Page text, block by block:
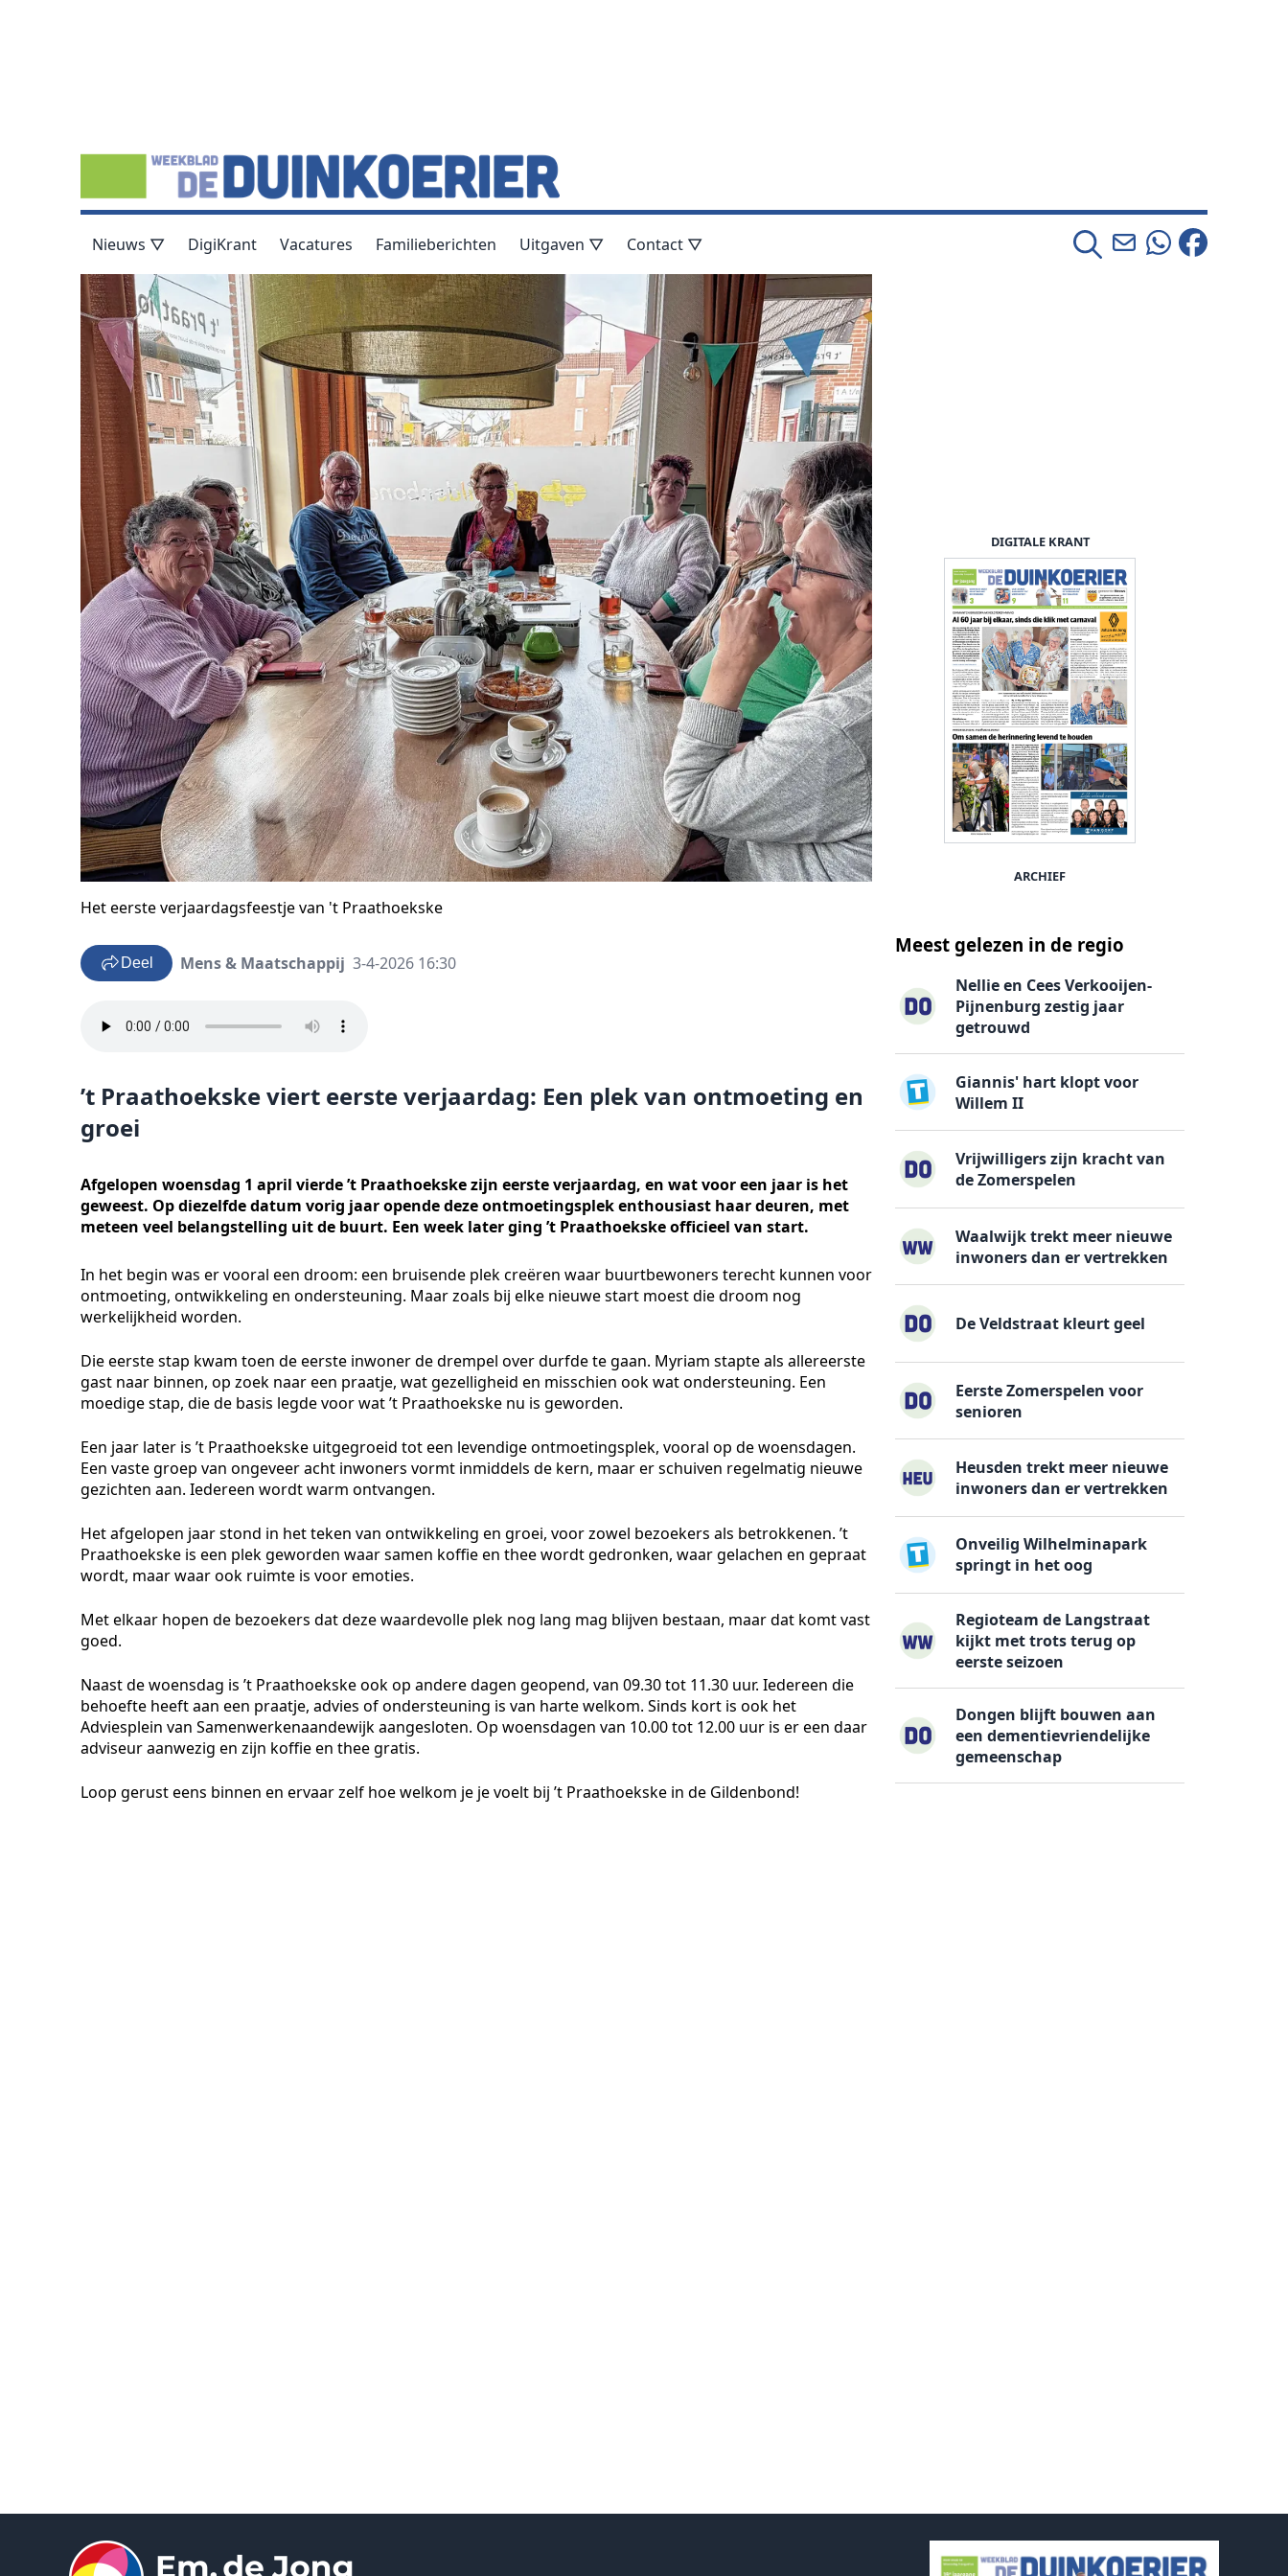
Nieuws ▽ DigiKrant Vacatures Familieberichten Uitgaven ▽ Contact ▽
Het eerste verjaardagsfeestje van 't Praathoekske
Deel Mens & Maatschappij 3-4-2026 16:30
’t Praathoekske viert eerste verjaardag: Een plek van ontmoeting en
groei
Afgelopen woensdag 1 april vierde ’t Praathoekske zijn eerste verjaardag, en wat voor een jaar is het
geweest. Op diezelfde datum vorig jaar opende deze ontmoetingsplek enthousiast haar deuren, met
meteen veel belangstelling uit de buurt. Een week later ging ’t Praathoekske officieel van start.
In het begin was er vooral een droom: een bruisende plek creëren waar buurtbewoners terecht kunnen voor
ontmoeting, ontwikkeling en ondersteuning. Maar zoals bij elke nieuwe start moest die droom nog
werkelijkheid worden.
Die eerste stap kwam toen de eerste inwoner de drempel over durfde te gaan. Myriam stapte als allereerste
gast naar binnen, op zoek naar een praatje, wat gezelligheid en misschien ook wat ondersteuning. Een
moedige stap, die de basis legde voor wat ’t Praathoekske nu is geworden.
Een jaar later is ’t Praathoekske uitgegroeid tot een levendige ontmoetingsplek, vooral op de woensdagen.
Een vaste groep van ongeveer acht inwoners vormt inmiddels de kern, maar er schuiven regelmatig nieuwe
gezichten aan. Iedereen wordt warm ontvangen.
Het afgelopen jaar stond in het teken van ontwikkeling en groei, voor zowel bezoekers als betrokkenen. ’t
Praathoekske is een plek geworden waar samen koffie en thee wordt gedronken, waar gelachen en gepraat
wordt, maar waar ook ruimte is voor emoties.
Met elkaar hopen de bezoekers dat deze waardevolle plek nog lang mag blijven bestaan, maar dat komt vast
goed.
Naast de woensdag is ’t Praathoekske ook op andere dagen geopend, van 09.30 tot 11.30 uur. Iedereen die
behoefte heeft aan een praatje, advies of ondersteuning is van harte welkom. Sinds kort is ook het
Adviesplein van Samenwerkenaandewijk aangesloten. Op woensdagen van 10.00 tot 12.00 uur is er een daar
adviseur aanwezig en zijn koffie en thee gratis.
Loop gerust eens binnen en ervaar zelf hoe welkom je je voelt bij ’t Praathoekske in de Gildenbond!
DIGITALE KRANT
ARCHIEF
Meest gelezen in de regio
Nellie en Cees Verkooijen-
Pijnenburg zestig jaar
getrouwd
Giannis' hart klopt voor
Willem II
Vrijwilligers zijn kracht van
de Zomerspelen
Waalwijk trekt meer nieuwe
inwoners dan er vertrekken
De Veldstraat kleurt geel
Eerste Zomerspelen voor
senioren
Heusden trekt meer nieuwe
inwoners dan er vertrekken
Onveilig Wilhelminapark
springt in het oog
Regioteam de Langstraat
kijkt met trots terug op
eerste seizoen
Dongen blijft bouwen aan
een dementievriendelijke
gemeenschap